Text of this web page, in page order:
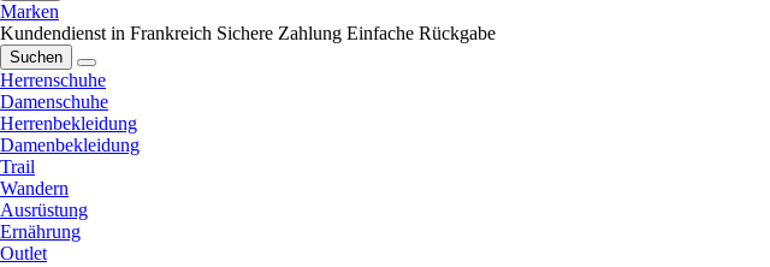
Marken
Kundendienst in Frankreich Sichere Zahlung Einfache Rückgabe
Suchen
Herrenschuhe
Damenschuhe
Herrenbekleidung
Damenbekleidung
Trail
Wandern
Ausrüstung
Ernährung
Outlet